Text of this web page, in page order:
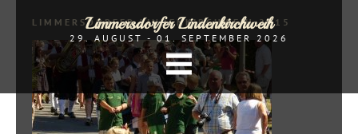
Limmersdorfer Lindenkirchweih
29. AUGUST - 01. SEPTEMBER 2026
LIMMERSDORFER LINDENKIRCHWEIH 2015